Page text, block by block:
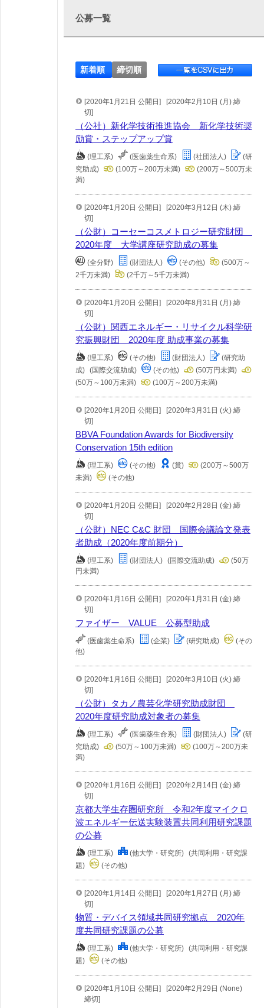
公募一覧
新着順 締切順
[2020年1月21日 公開日]
[2020年2月10日 (月) 締
切]
（公社）新化学技術推進協会 新化学技術奨
励賞・ステップアップ賞
(理工系) (医歯薬生命系) (社団法人)
(研
究助成)
(100万～200万未満)
(200万～500万未
満)
[2020年1月20日 公開日]
[2020年3月12日 (木) 締
切]
（公財）コーセーコスメトロジー研究財団
2020年度 大学講座研究助成の募集
(全分野) (財団法人) (その他)
(500万～
2千万未満)
(2千万～5千万未満)
[2020年1月20日 公開日]
[2020年8月31日 (月) 締
切]
（公財）関西エネルギー・リサイクル科学研
究振興財団 2020年度 助成事業の募集
(理工系) (その他) (財団法人)
(研究助
成) (国際交流助成) (その他)
(50万円未満)
(50万～100万未満)
(100万～200万未満)
[2020年1月20日 公開日]
[2020年3月31日 (火) 締
切]
BBVA Foundation Awards for Biodiversity
Conservation 15th edition
(理工系) (その他) (賞)
(200万～500万
未満)
(その他)
[2020年1月20日 公開日]
[2020年2月28日 (金) 締
切]
（公財）NEC C&C 財団 国際会議論文発表
者助成（2020年度前期分）
(理工系) (財団法人) (国際交流助成)
(50万
円未満)
[2020年1月16日 公開日]
[2020年1月31日 (金) 締
切]
ファイザー VALUE 公募型助成
(医歯薬生命系) (企業) (研究助成)
(その
他)
[2020年1月16日 公開日]
[2020年3月10日 (火) 締
切]
（公財）タカノ農芸化学研究助成財団
2020年度研究助成対象者の募集
(理工系) (医歯薬生命系) (財団法人)
(研
究助成)
(50万～100万未満)
(100万～200万未
満)
[2020年1月16日 公開日]
[2020年2月14日 (金) 締
切]
京都大学生存圏研究所 令和2年度マイクロ
波エネルギー伝送実験装置共同利用研究課題
の公募
(理工系) (他大学・研究所) (共同利用・研究課
題)
(その他)
[2020年1月14日 公開日]
[2020年1月27日 (月) 締
切]
物質・デバイス領域共同研究拠点 2020年
度共同研究課題の公募
(理工系) (他大学・研究所) (共同利用・研究課
題)
(その他)
[2020年1月10日 公開日]
[2020年2月29日 (None)
締切]